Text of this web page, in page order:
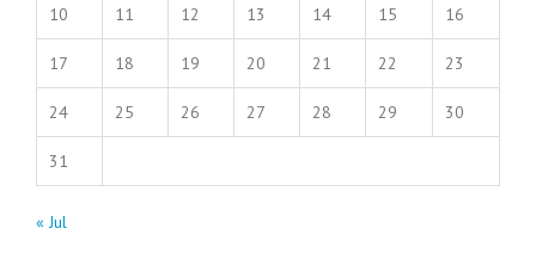
10 11 12 13 14 15 16
17 18 19 20 21 22 23
24 25 26 27 28 29 30
31
« Jul